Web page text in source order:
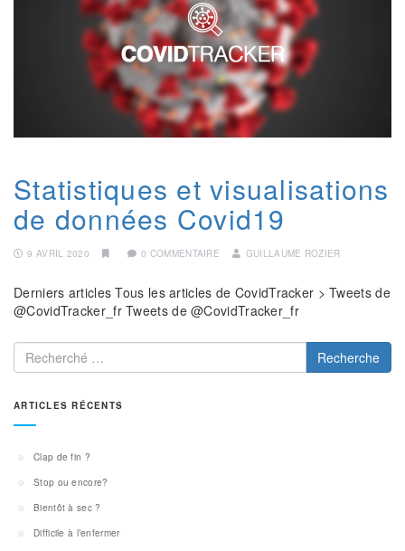
Statistiques et visualisations
de données Covid19
9 AVRIL 2020 0 COMMENTAIRE GUILLAUME ROZIER
Derniers articles Tous les articles de CovidTracker > Tweets de
@CovidTracker_fr Tweets de @CovidTracker_fr
Recherche
ARTICLES RÉCENTS
Clap de fin ?
Stop ou encore?
Bientôt à sec ?
Difficile à l’enfermer